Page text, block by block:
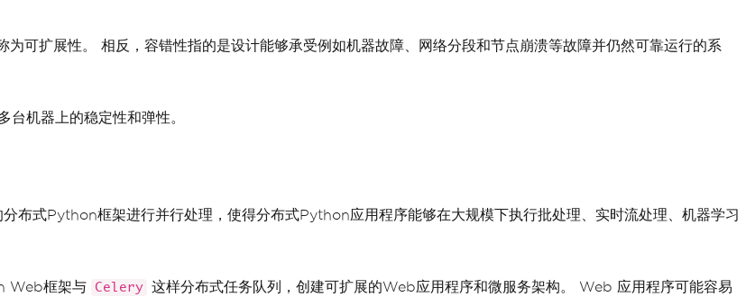
可扩展性。 相反，容错性指的是设计能够承受例如机器故障、网络分段和节点崩溃等故障并仍然可靠运行的系
机器上的稳定性和弹性。
分布式Python框架进行并行处理，使得分布式Python应用程序能够在大规模下执行批处理、实时流处理、机器学习
Web框架与 Celery 这样分布式任务队列，创建可扩展的Web应用程序和微服务架构。 Web 应用程序可能容易